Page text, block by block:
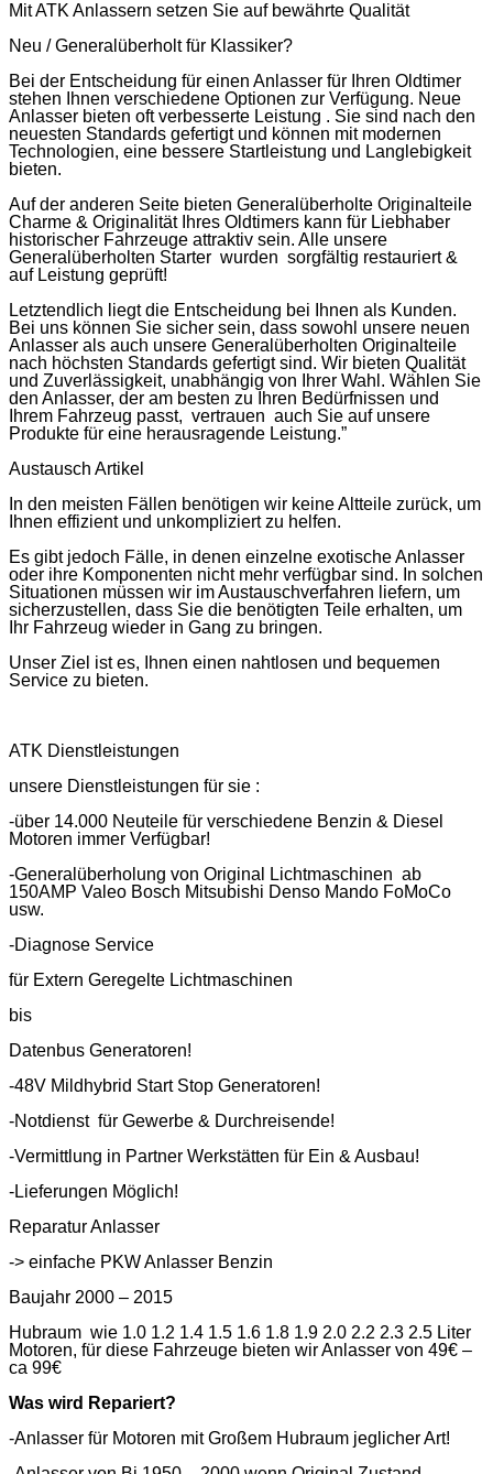
Mit ATK Anlassern setzen Sie auf bewährte Qualität
Neu / Generalüberholt für Klassiker?
Bei der Entscheidung für einen Anlasser für Ihren Oldtimer
stehen Ihnen verschiedene Optionen zur Verfügung. Neue
Anlasser bieten oft verbesserte Leistung . Sie sind nach den
neuesten Standards gefertigt und können mit modernen
Technologien, eine bessere Startleistung und Langlebigkeit
bieten.
Auf der anderen Seite bieten Generalüberholte Originalteile
Charme & Originalität Ihres Oldtimers kann für Liebhaber
historischer Fahrzeuge attraktiv sein. Alle unsere
Generalüberholten Starter wurden sorgfältig restauriert &
auf Leistung geprüft!
Letztendlich liegt die Entscheidung bei Ihnen als Kunden.
Bei uns können Sie sicher sein, dass sowohl unsere neuen
Anlasser als auch unsere Generalüberholten Originalteile
nach höchsten Standards gefertigt sind. Wir bieten Qualität
und Zuverlässigkeit, unabhängig von Ihrer Wahl. Wählen Sie
den Anlasser, der am besten zu Ihren Bedürfnissen und
Ihrem Fahrzeug passt, vertrauen auch Sie auf unsere
Produkte für eine herausragende Leistung.”
Austausch Artikel
In den meisten Fällen benötigen wir keine Altteile zurück, um
Ihnen effizient und unkompliziert zu helfen.
Es gibt jedoch Fälle, in denen einzelne exotische Anlasser
oder ihre Komponenten nicht mehr verfügbar sind. In solchen
Situationen müssen wir im Austauschverfahren liefern, um
sicherzustellen, dass Sie die benötigten Teile erhalten, um
Ihr Fahrzeug wieder in Gang zu bringen.
Unser Ziel ist es, Ihnen einen nahtlosen und bequemen
Service zu bieten.
ATK Dienstleistungen
unsere Dienstleistungen für sie :
-über 14.000 Neuteile für verschiedene Benzin & Diesel
Motoren immer Verfügbar!
-Generalüberholung von Original Lichtmaschinen ab
150AMP Valeo Bosch Mitsubishi Denso Mando FoMoCo
usw.
-Diagnose Service
für Extern Geregelte Lichtmaschinen
bis
Datenbus Generatoren!
-48V Mildhybrid Start Stop Generatoren!
-Notdienst für Gewerbe & Durchreisende!
-Vermittlung in Partner Werkstätten für Ein & Ausbau!
-Lieferungen Möglich!
Reparatur Anlasser
-> einfache PKW Anlasser Benzin
Baujahr 2000 – 2015
Hubraum wie 1.0 1.2 1.4 1.5 1.6 1.8 1.9 2.0 2.2 2.3 2.5 Liter
Motoren, für diese Fahrzeuge bieten wir Anlasser von 49€ –
ca 99€
Was wird Repariert?
-Anlasser für Motoren mit Großem Hubraum jeglicher Art!